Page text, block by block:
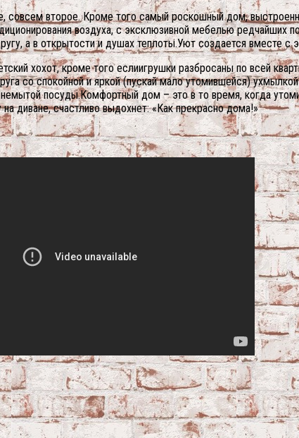
второе. Кроме того самый роскошный дом,
воздуха, с эксклюзивной мебелью
а в открытости и душах теплоты.Уют создается вместе
хохот, кроме того еслиигрушки разбросаны по всей
со спокойной и яркой (пускай мало утомившейся)
посуды.Комфортный дом – это в то время, когда
диване, счастливо выдохнет: «Как прекрасно дома!»